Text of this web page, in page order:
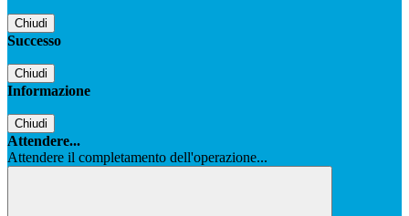
Chiudi
Successo
Chiudi
Informazione
Chiudi
Attendere...
Attendere il completamento dell'operazione...